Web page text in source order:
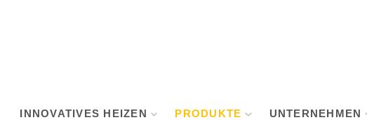
INNOVATIVES HEIZEN PRODUKTE UNTERNEHMEN